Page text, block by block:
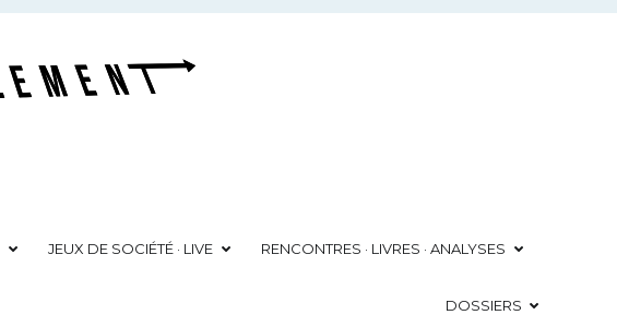
JEUX DE SOCIÉTÉ · LIVE RENCONTRES · LIVRES · ANALYSES
DOSSIERS